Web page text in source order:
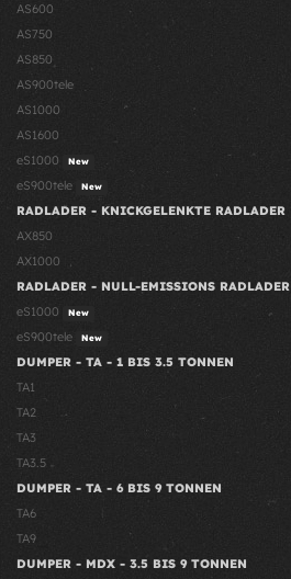
AS600
AS750
AS850
AS900tele
AS1000
AS1600
eS1000
New
eS900tele New
RADLADER - KNICKGELENKTE RADLADER
AX850
AX1000
RADLADER - NULL-EMISSIONS RADLADER
eS1000
New
eS900tele New
DUMPER - TA - 1 BIS 3.5 TONNEN
TA1
TA2
TA3
TA3.5
DUMPER - TA - 6 BIS 9 TONNEN
TA6
TA9
DUMPER - MDX - 3.5 BIS 9 TONNEN